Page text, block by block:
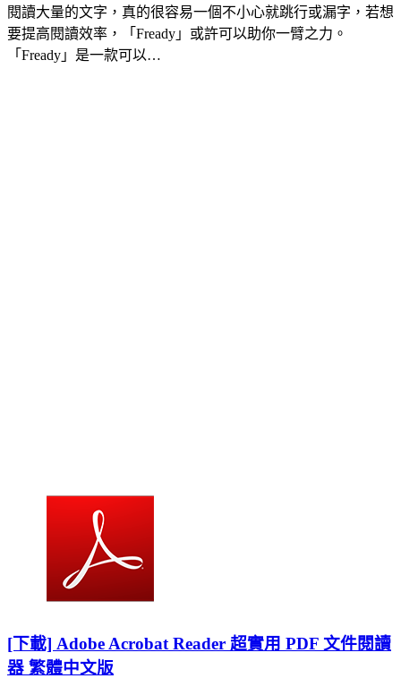
閱讀大量的文字，真的很容易一個不小心就跳行或漏字，若想
要提高閱讀效率，「Fready」或許可以助你一臂之力。
「Fready」是一款可以…
[下載] Adobe Acrobat Reader 超實用 PDF 文件閱讀
器 繁體中文版